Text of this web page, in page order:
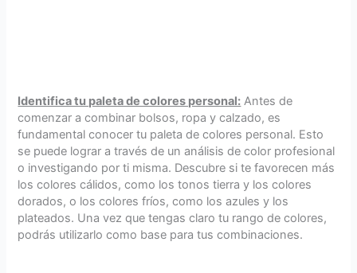
Identifica tu paleta de colores personal: Antes de
comenzar a combinar bolsos, ropa y calzado, es
fundamental conocer tu paleta de colores personal. Esto
se puede lograr a través de un análisis de color profesional
o investigando por ti misma. Descubre si te favorecen más
los colores cálidos, como los tonos tierra y los colores
dorados, o los colores fríos, como los azules y los
plateados. Una vez que tengas claro tu rango de colores,
podrás utilizarlo como base para tus combinaciones.